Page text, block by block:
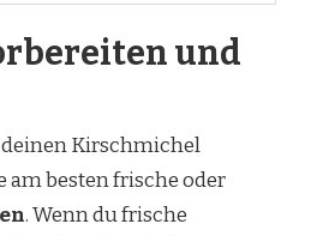
und
Kirschmichel
am besten frische oder
. Wenn du frische